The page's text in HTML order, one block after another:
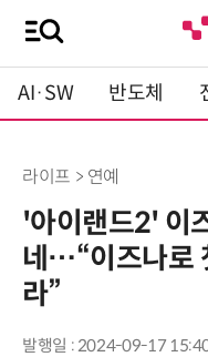
AI·SW 반도체
라이프 > 연예
'아이랜드2' 이
네…“이즈나로
라”
발행일 : 2024-09-17